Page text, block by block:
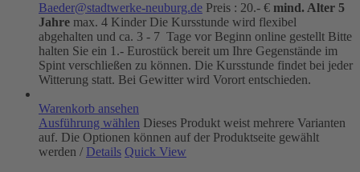
Baeder@stadtwerke-neuburg.de Preis : 20.- € mind. Alter 5
Jahre max. 4 Kinder Die Kursstunde wird flexibel
abgehalten und ca. 3 - 7 Tage vor Beginn online gestellt Bitte
halten Sie ein 1.- Eurostück bereit um Ihre Gegenstände im
Spint verschließen zu können. Die Kursstunde findet bei jeder
Witterung statt. Bei Gewitter wird Vorort entschieden.
Warenkorb ansehen
Ausführung wählen Dieses Produkt weist mehrere Varianten
auf. Die Optionen können auf der Produktseite gewählt
werden / Details Quick View